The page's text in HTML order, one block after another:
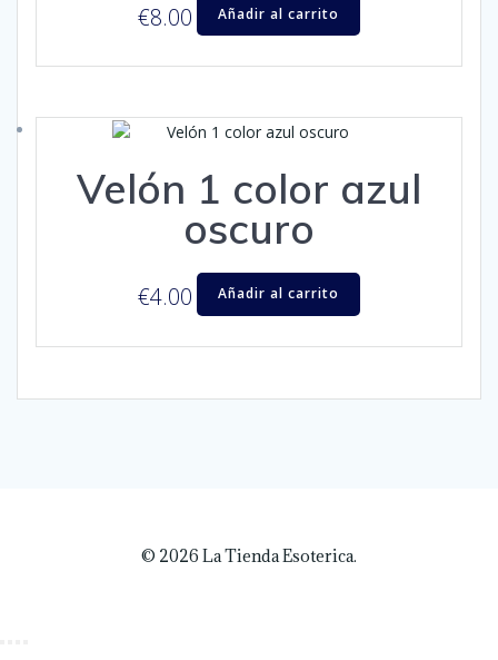
€8.00 Añadir al carrito
Velón 1 color azul
oscuro
€4.00 Añadir al carrito
© 2026 La Tienda Esoterica.